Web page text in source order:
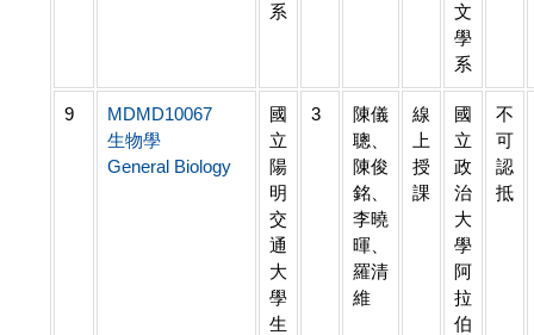
系
文
學
系
9
MDMD10067
生物學
General Biology
國
立
陽
明
交
通
大
學
生
3
陳儀
聰、
陳俊
銘、
李曉
暉、
羅清
維
線
上
授
課
國
立
政
治
大
學
阿
拉
伯
不
可
認
抵